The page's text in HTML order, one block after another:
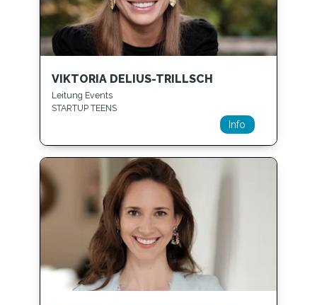
VIKTORIA DELIUS-TRILLSCH
Leitung Events
STARTUP TEENS
Info